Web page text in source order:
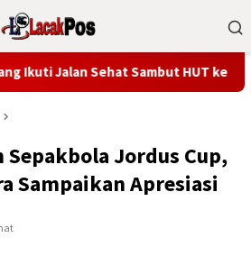
Sehat Sambut HUT ke-81
Sepakbola Jordus Cup,
Sampaikan Apresiasi